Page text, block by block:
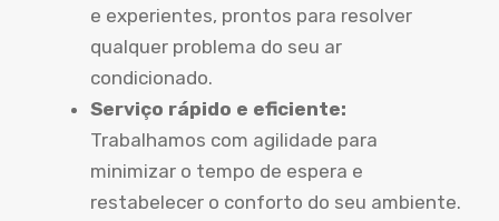
e experientes, prontos para resolver
qualquer problema do seu ar
condicionado.
Serviço rápido e eficiente:
Trabalhamos com agilidade para
minimizar o tempo de espera e
restabelecer o conforto do seu ambiente.